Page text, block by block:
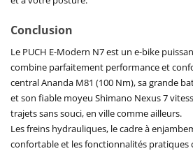
Conclusion
Le PUCH E-Modern N7 est un e-bike
combine parfaitement performance et
central Ananda M81 (100 Nm), sa grande
et son fiable moyeu Shimano Nexus 7
trajets sans souci, en ville comme ailleurs.
Les freins hydrauliques, le cadre à
confortable et les fonctionnalités pratiques